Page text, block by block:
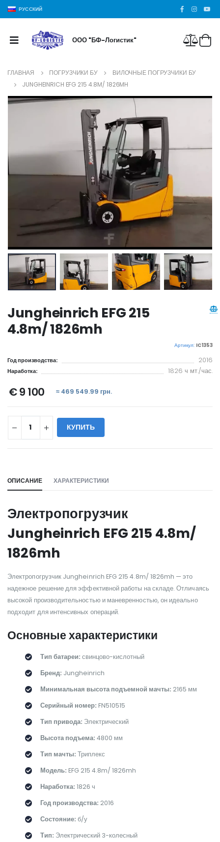
РУССКИЙ
ООО "БФ-Логистик"
ГЛАВНАЯ ПОГРУЗЧИКИ БУ
ВИЛОЧНЫЕ ПОГРУЗЧИКИ БУ
JUNGHEINRICH EFG 215 4.8M/ 1826MH
Jungheinrich EFG 215
4.8m/ 1826mh
Артикул: IC1353
Год производства: 2016
Наработка: 1826 ч мт./час.
€ 9 100 ≈ 469 549.99 грн.
КУПИТЬ
ОПИСАНИЕ ХАРАКТЕРИСТИКИ
Электропогрузчик
Jungheinrich EFG 215 4.8m/
1826mh
Электропогрузчик Jungheinrich EFG 215 4.8m/ 1826mh — это
надежное решение для эффективной работы на складе. Отличаясь
высокой производительностью и маневренностью, он идеально
подходит для интенсивных операций.
Основные характеристики
Тип батареи: свинцово-кислотный
Бренд: Jungheinrich
Минимальная высота подъемной мачты: 2165 мм
Серийный номер: FN510515
Тип привода: Электрический
Высота подъема: 4800 мм
Тип мачты: Триплекс
Модель: EFG 215 4.8m/ 1826mh
Наработка: 1826 ч
Год производства: 2016
Состояние: б/у
Тип: Электрический 3-колесный